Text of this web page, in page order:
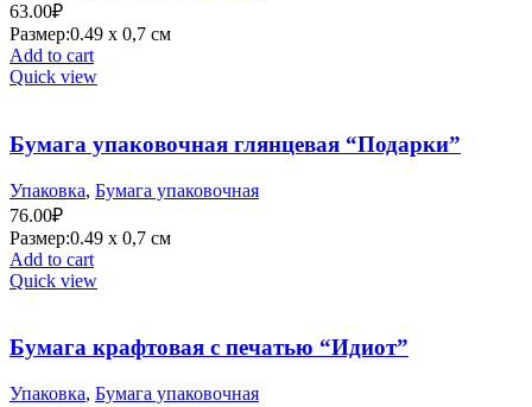
63.00₽
Размер:0.49 х 0,7 см
Add to cart
Quick view
Бумага упаковочная глянцевая “Подарки”
Упаковка, Бумага упаковочная
76.00₽
Размер:0.49 х 0,7 см
Add to cart
Quick view
Бумага крафтовая с печатью “Идиот”
Упаковка, Бумага упаковочная